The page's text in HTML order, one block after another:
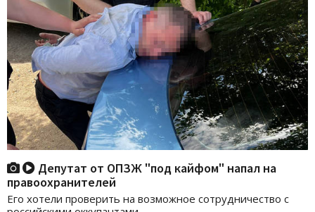
Депутат от ОПЗЖ "под кайфом" напал на
правоохранителей
Его хотели проверить на возможное сотрудничество с